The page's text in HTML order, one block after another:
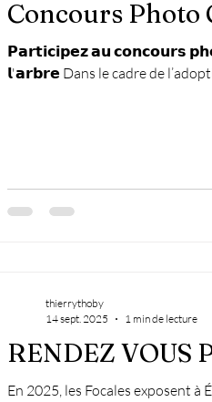
Concours Photo
𝗣𝗮𝗿𝘁𝗶𝗰𝗶𝗽𝗲𝘇 𝗮𝘂 𝗰𝗼𝗻𝗰𝗼𝘂𝗿𝘀
𝗹'𝗮𝗿𝗯𝗿𝗲 Dans le cadre de
RENDEZ VOUS
En 2025, les Focales exposent à
thierrythoby
14 sept. 2025
1 min de lecture